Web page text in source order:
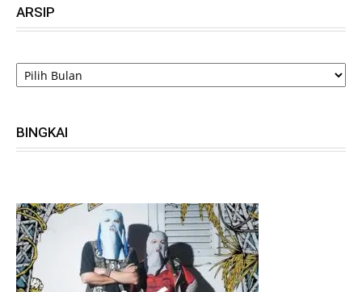
ARSIP
ARSIP
BINGKAI